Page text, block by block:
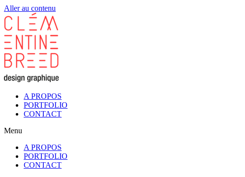
Aller au contenu
A PROPOS
PORTFOLIO
CONTACT
Menu
A PROPOS
PORTFOLIO
CONTACT